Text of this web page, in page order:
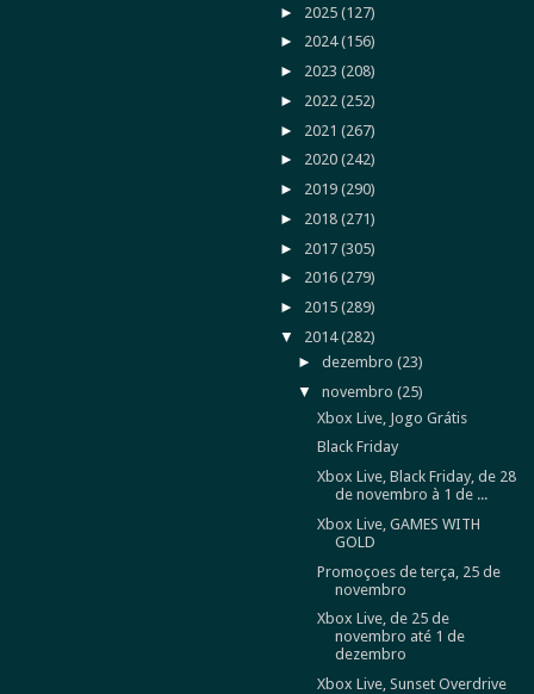
► 2025 (127)
► 2024(156)
► 2023 (208)
► 2022 (252)
► 2021 (267)
► 2020 (242)
► 2019 (290)
► 2018 (271)
► 2017 (305)
► 2016 (279)
► 2015 (289)
▼ 2014(282)
►dezembro(23)
▼novembro(25)
Xbox Live, Jogo Grátis
Black Friday
Xbox Live, Black Friday, de 28
de novembro à 1 de ...
Xbox Live, GAMES WITH
GOLD
Promoçoes de terça, 25 de
novembro
Xbox Live, de 25 de
novembro até 1 de
dezembro
Xbox Live, Sunset Overdrive